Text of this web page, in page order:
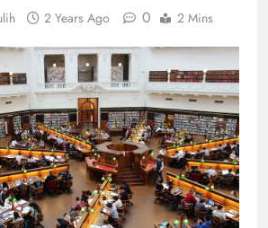
2 Years Ago 0 2 Mins